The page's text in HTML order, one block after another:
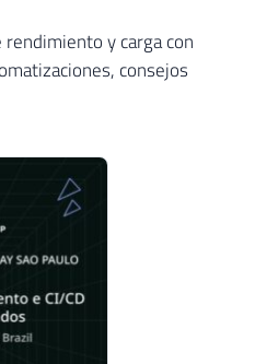
y carga con
consejos